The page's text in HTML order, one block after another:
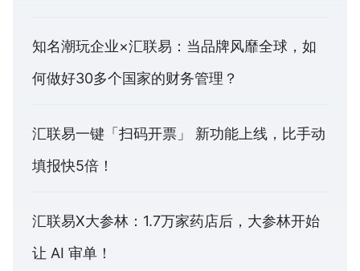
知名潮玩企业×汇联易：当品牌风靡全球，如
何做好30多个国家的财务管理？
汇联易一键「扫码开票」 新功能上线，比手动
填报快5倍！
汇联易X大参林：1.7万家药店后，大参林开始
让 AI 审单！